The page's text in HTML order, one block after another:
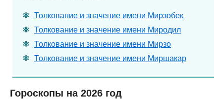
Толкование и значение имени Мирзобек
Толкование и значение имени Миродил
Толкование и значение имени Мирзо
Толкование и значение имени Миршакар
Гороскопы на 2026 год